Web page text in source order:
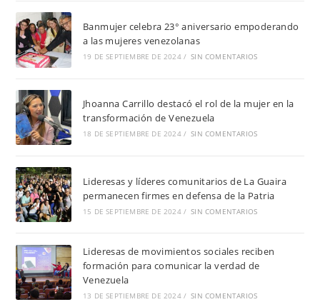
Banmujer celebra 23° aniversario empoderando
a las mujeres venezolanas
19 DE SEPTIEMBRE DE 2024 / SIN COMENTARIOS
Jhoanna Carrillo destacó el rol de la mujer en la
transformación de Venezuela
18 DE SEPTIEMBRE DE 2024 / SIN COMENTARIOS
Lideresas y líderes comunitarios de La Guaira
permanecen firmes en defensa de la Patria
15 DE SEPTIEMBRE DE 2024 / SIN COMENTARIOS
Lideresas de movimientos sociales reciben
formación para comunicar la verdad de
Venezuela
13 DE SEPTIEMBRE DE 2024 / SIN COMENTARIOS